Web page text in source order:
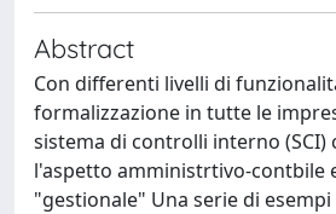
Abstract
Con differenti livelli di
formalizzazione in tutte le
sistema di controlli interno (SCI)
l'aspetto amministrtivo-contbile
"gestionale" Una serie di